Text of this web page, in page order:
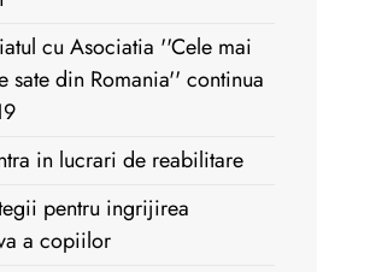
cu Asociatia ''Cele mai
sate din Romania'' continua
in lucrari de reabilitare
pentru ingrijirea
a copiilor